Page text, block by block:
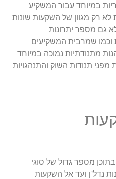
במיוחד עבור המשקיע
לא רק מגוון של השקעות שונות
גם מספר יתרונות
וכמו שמרבית המשקיעים
מתנודתיות נמוכה במיוחד
תנודות השוק והתנהגויות
מספר גדול של סוגי
נדל"ן ועד אל השקעות